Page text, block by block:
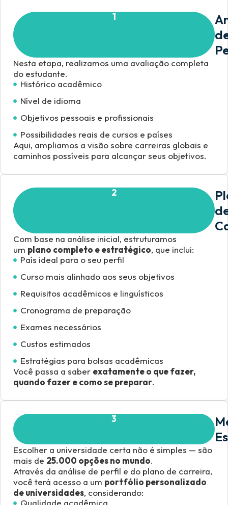
1
Nesta etapa, realizamos uma avaliação completa
do estudante.
Histórico acadêmico
Nível de idioma
Objetivos pessoais e profissionais
Possibilidades reais de cursos e países
Aqui, ampliamos a visão sobre carreiras globais e
caminhos possíveis para alcançar seus objetivos.
2
Com base na análise inicial, estruturamos
um plano completo e estratégico, que inclui:
País ideal para o seu perfil
Curso mais alinhado aos seus objetivos
Requisitos acadêmicos e linguísticos
Cronograma de preparação
Exames necessários
Custos estimados
Estratégias para bolsas acadêmicas
Você passa a saber exatamente o que fazer,
quando fazer e como se preparar.
3
Escolher a universidade certa não é simples — são
mais de 25.000 opções no mundo.
Através da análise de perfil e do plano de carreira,
você terá acesso a um portfólio personalizado
de universidades, considerando: